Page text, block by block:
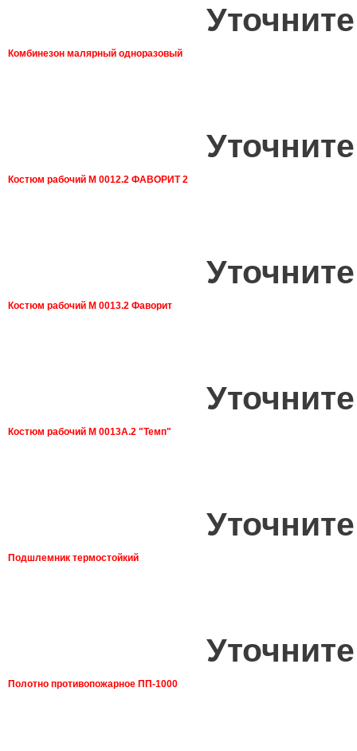
Комбинезон малярный одноразовый
Костюм рабочий М 0012.2 ФАВОРИТ 2
Костюм рабочий М 0013.2 Фаворит
Костюм рабочий М 0013А.2 "Темп"
Подшлемник термостойкий
Полотно противопожарное ПП-1000